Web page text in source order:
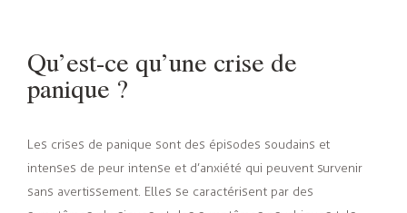
Qu’est-ce qu’une crise de
panique ?
Les crises de panique sont des épisodes soudains et
intenses de peur intense et d’anxiété qui peuvent survenir
sans avertissement. Elles se caractérisent par des